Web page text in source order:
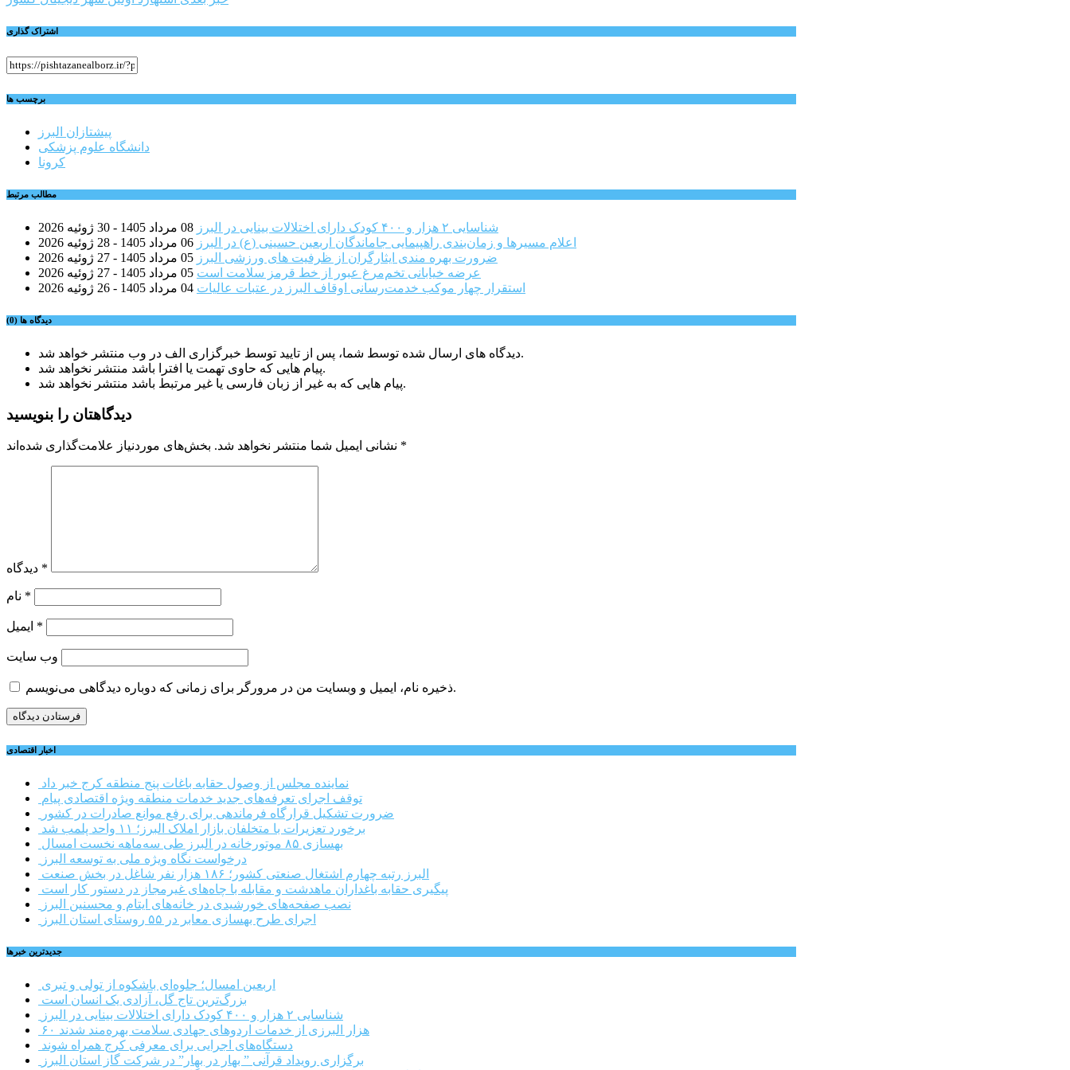
نوشته
اشتراک گذاری
برچسب ها
پیشتازان البرز
دانشگاه علوم پزشکی
کرونا
مطالب مرتبط
شناسایی ۲ هزار و ۴۰۰ کودک دارای اختلالات بینایی در البرز
08 مرداد 1405 - 30 ژوئیه 2026
اعلام مسیرها و زمان‌بندی راهپیمایی جاماندگان اربعین حسینی (ع) در البرز 06 مرداد 1405 - 28 ژوئیه 2026
ضرورت بهره مندی ایثارگران از ظرفیت های ورزشی البرز 05 مرداد 1405 - 27 ژوئیه 2026
عرضه خیابانی تخم‌مرغ عبور از خط قرمز سلامت است 05 مرداد 1405 - 27 ژوئیه 2026
استقرار چهار موکب خدمت‌رسانی اوقاف البرز در عتبات عالیات 04 مرداد 1405 - 26 ژوئیه 2026
دیدگاه ها (0)
دیدگاه های ارسال شده توسط شما، پس از تایید توسط خبرگزاری الف در وب منتشر خواهد شد.
پیام هایی که حاوی تهمت یا افترا باشد منتشر نخواهد شد.
پیام هایی که به غیر از زبان فارسی یا غیر مرتبط باشد منتشر نخواهد شد.
دیدگاهتان را بنویسید
نشانی ایمیل شما منتشر نخواهد شد. *
*
*
*
وب‌ سایت
ذخیره نام، ایمیل و وبسایت من در مرورگر برای زمانی که دوباره دیدگاهی می‌نویسم.
اخبار اقتصادی
نماینده مجلس از وصول حقابه باغات پنج منطقه کرج خبر داد
توقف اجرای تعرفه‌های جدید خدمات منطقه ویژه اقتصادی پیام
ضرورت تشکیل قرارگاه فرماندهی برای رفع موانع صادرات در کشور
برخورد تعزیرات با متخلفان بازار املاک البرز؛ ۱۱ واحد پلمب شد
بهسازی ۸۵ موتورخانه در البرز طی سه‌ماهه نخست امسال
درخواست نگاه ویژه ملی به توسعه البرز
البرز رتبه چهارم اشتغال صنعتی کشور؛ ۱۸۶ هزار نفر شاغل در بخش صنعت
پیگیری حقابه باغداران ماهدشت و مقابله با چاه‌های غیرمجاز در دستور کار است
نصب صفحه‌های خورشیدی در خانه‌های ایتام و محسنین البرز
اجرای طرح بهسازی معابر در ۵۵ روستای استان البرز
جديدترين خبرها
اربعین امسال؛ جلوه‌ای باشکوه از تولی و تبری
بزرگ‌ترین تاج گل، آزادی یک انسان است
شناسایی ۲ هزار و ۴۰۰ کودک دارای اختلالات بینایی در البرز
۶۰ هزار البرزی از خدمات اردوهای جهادی سلامت بهره‌مند شدند
دستگاه‌های اجرایی برای معرفی کرج همراه شوند
برگزاری رویداد قرآنی ” بهار در بهار” در شرکت گاز استان البرز